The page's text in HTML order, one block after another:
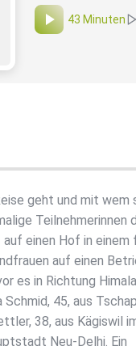
43 Minuten
geht und mit wem
Teilnehmerinnen
einen Hof in einem
auf einen
es in Richtung
45, aus
38, aus Kägiswil
Neu-Delhi. Ein